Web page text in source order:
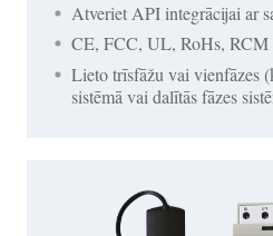
Atveriet API integrācijai ar
CE, FCC, UL, RoHs, RCM
Lieto trīsfāžu vai vienfāzes
sistēmā vai dalītās fāzes